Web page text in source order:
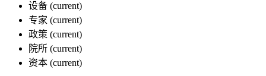
设备 (current)
专家 (current)
政策 (current)
院所 (current)
资本 (current)